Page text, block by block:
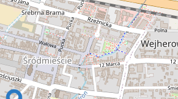
Uzdrowiska